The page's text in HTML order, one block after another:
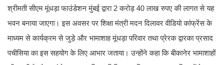
श्रीमती सीएम मूंधड़ा फाउंडेशन मुंबई द्वारा 2 करोड़ 40 लाख रुपए की लागत से यह
भवन बनाया जाएगा। इस अवसर पर शिक्षा मंत्री मदन दिलावर वीडियो कांफ्रेंस के
माध्यम से कार्यक्रम से जुड़े और भामाशाह मूंधड़ा परिवार तथा प्रेरक द्वारका प्रसाद
पचीसिया का इस सहयोग के लिए आभार जताया। उन्होंने कहा कि बीकानेर भामाशाहों